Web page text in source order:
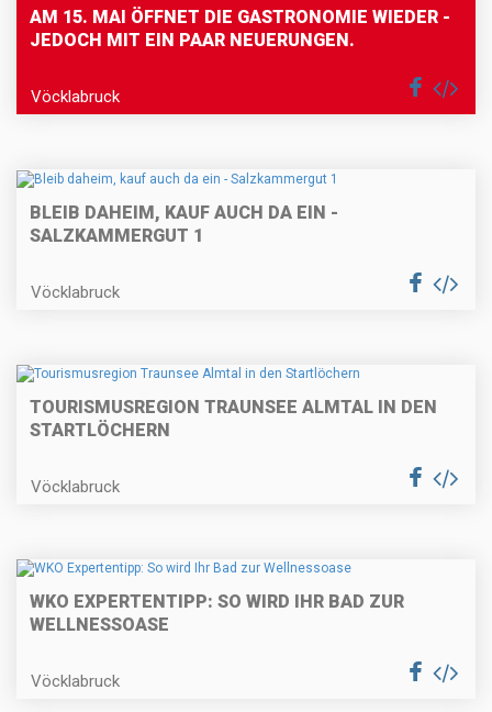
AM 15. MAI ÖFFNET DIE GASTRONOMIE WIEDER -
JEDOCH MIT EIN PAAR NEUERUNGEN.
Vöcklabruck
BLEIB DAHEIM, KAUF AUCH DA EIN -
SALZKAMMERGUT 1
Vöcklabruck
TOURISMUSREGION TRAUNSEE ALMTAL IN DEN
STARTLÖCHERN
Vöcklabruck
WKO EXPERTENTIPP: SO WIRD IHR BAD ZUR
WELLNESSOASE
Vöcklabruck